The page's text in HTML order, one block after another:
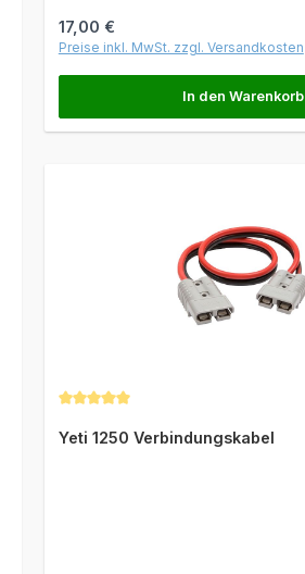
Regulärer Preis:
17,00 €
Preise inkl. MwSt. zzgl. Versandkosten
In den Warenkorb
Yeti 1250 Verbindungskabel